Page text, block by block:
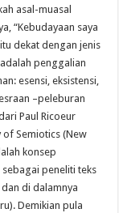
asal-muasal
“Kebudayaan saya
dekat dengan jenis
penggalian
esensi, eksistensi,
–peleburan
Paul Ricoeur
Semiotics (New
konsep
peneliti teks
di dalamnya
Demikian pula